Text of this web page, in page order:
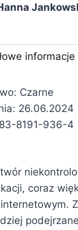
informacje
Czarne
26.06.2024
8191-936-4
coraz